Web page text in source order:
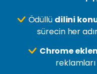
Ödüllü dilini
sürecin her
Chrome